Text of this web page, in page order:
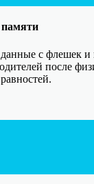
с флешек
после